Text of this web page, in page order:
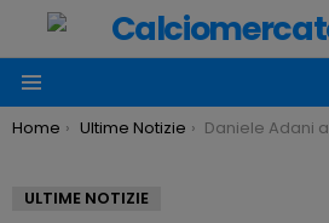
You are here:
Home Ultime Notizie Daniele Adani aspetta Massimiliano Allegri: “Gli chiederò se in questi due anni ci sono delle cose che ha maturato”
ULTIME NOTIZIE